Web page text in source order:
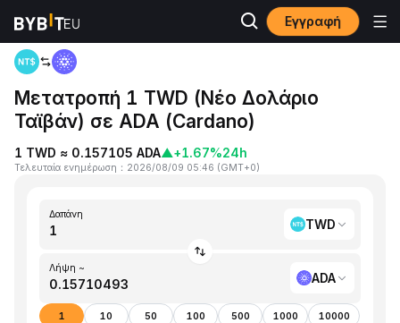
Εγγραφή
Αρχική TWD to ADA
Μετατροπή 1 TWD (Νέο Δολάριο
Ταϊβάν) σε ADA (Cardano)
1 TWD ≈ 0.157105 ADA▲+1.67%24h
Τελευταία ενημέρωση ： 2026/08/09 05:46 (GMT+0)
Δαπάνη
TWD
Λήψη ~
ADA
1 10 50 100 500 1000 10000